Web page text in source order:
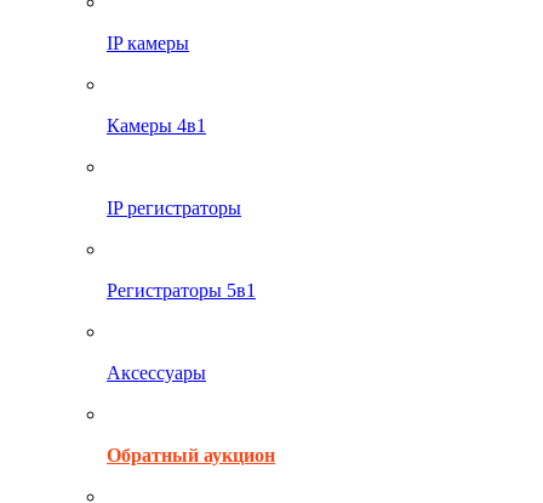
IP камеры
Камеры 4в1
IP регистраторы
Регистраторы 5в1
Аксессуары
Обратный аукцион